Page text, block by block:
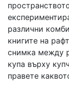
различни
книгите на
снимка между
купа върху
правете